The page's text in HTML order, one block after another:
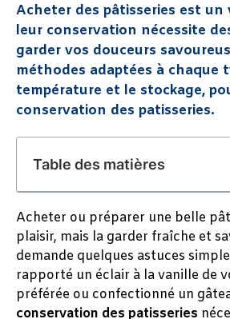
Acheter des pâtisseries est un
leur conservation nécessite
garder vos douceurs
méthodes adaptées à chaque
température et le stockage,
conservation des patisseries.
Table des matières
Acheter ou préparer une belle
plaisir, mais la garder fraîche et
demande quelques astuces
rapporté un éclair à la vanille de
préférée ou confectionné un
conservation des patisseries